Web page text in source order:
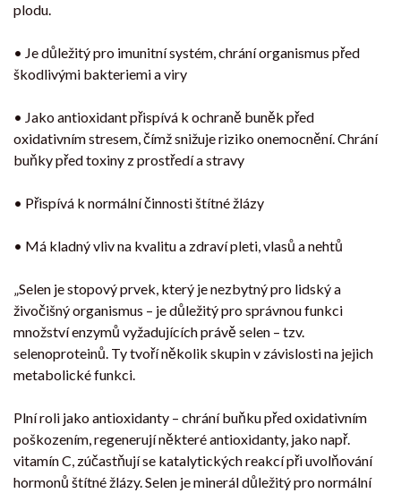
plodu.
• Je důležitý pro imunitní systém, chrání organismus před
škodlivými bakteriemi a viry
• Jako antioxidant přispívá k ochraně buněk před
oxidativním stresem, čímž snižuje riziko onemocnění. Chrání
buňky před toxiny z prostředí a stravy
• Přispívá k normální činnosti štítné žlázy
• Má kladný vliv na kvalitu a zdraví pleti, vlasů a nehtů
„Selen je stopový prvek, který je nezbytný pro lidský a
živočišný organismus – je důležitý pro správnou funkci
množství enzymů vyžadujících právě selen – tzv.
selenoproteinů. Ty tvoří několik skupin v závislosti na jejich
metabolické funkci.
Plní roli jako antioxidanty – chrání buňku před oxidativním
poškozením, regenerují některé antioxidanty, jako např.
vitamín C, zúčastňují se katalytických reakcí při uvolňování
hormonů štítné žlázy. Selen je minerál důležitý pro normální